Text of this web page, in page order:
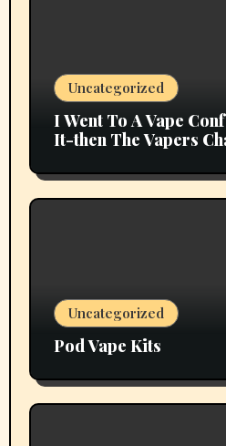
Uncategorized
I Went To A Vape
It-then The Vapers
Uncategorized
Pod Vape Kits